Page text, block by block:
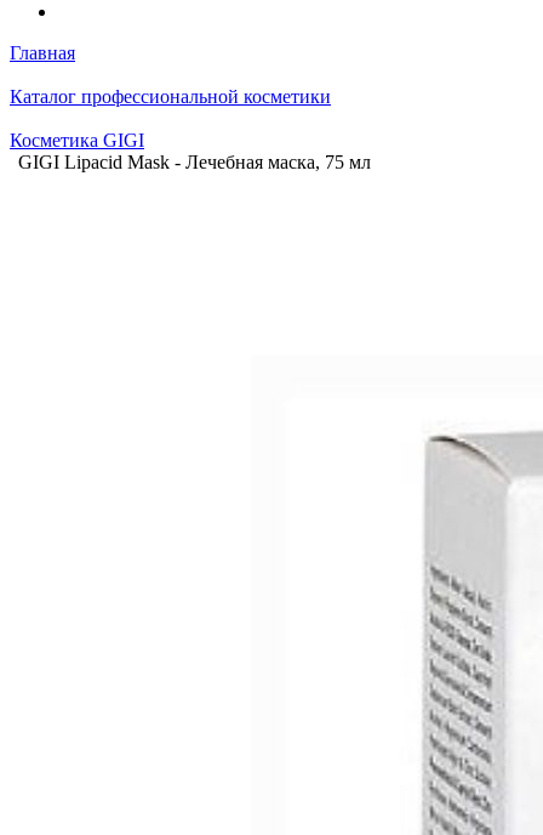
Главная
Каталог профессиональной косметики
Косметика GIGI
GIGI Lipacid Mask - Лечебная маска, 75 мл